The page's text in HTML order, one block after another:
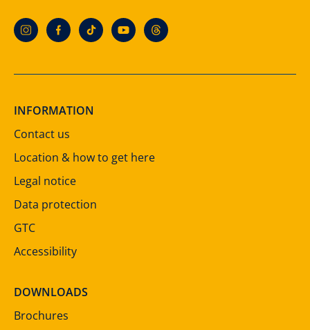
INFORMATION
Contact us
Location & how to get here
Legal notice
Data protection
GTC
Accessibility
DOWNLOADS
Brochures